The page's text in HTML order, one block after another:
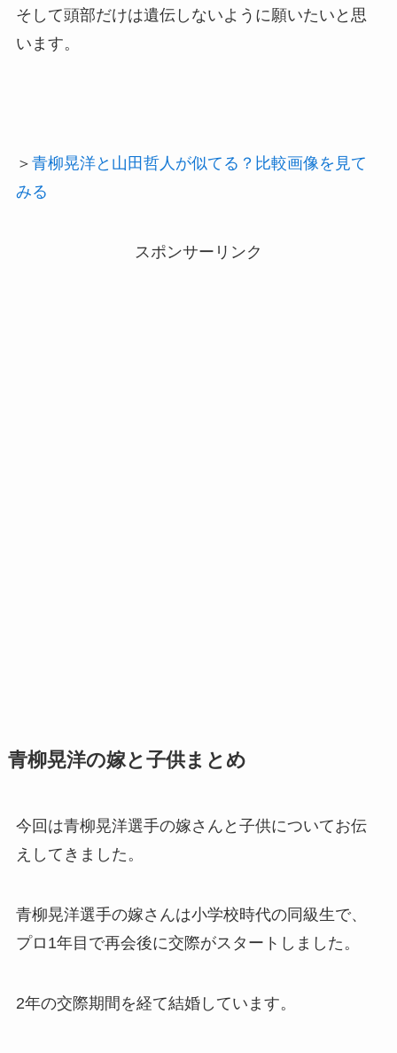
そして頭部だけは遺伝しないように願いたいと思
います。
＞ 青柳晃洋と山田哲人が似てる？比較画像を見て
みる
スポンサーリンク
青柳晃洋の嫁と子供まとめ
今回は青柳晃洋選手の嫁さんと子供についてお伝
えしてきました。
青柳晃洋選手の嫁さんは小学校時代の同級生で、
プロ1年目で再会後に交際がスタートしました。
2年の交際期間を経て結婚しています。